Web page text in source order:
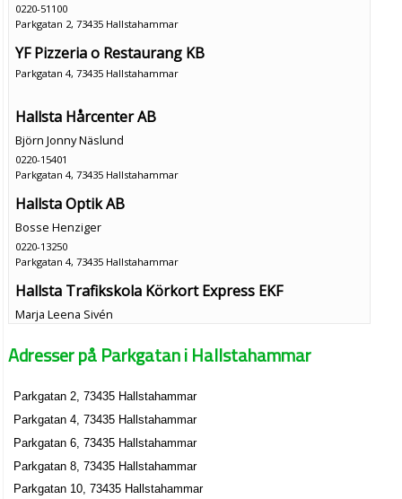
0220-51100
Parkgatan 2, 73435 Hallstahammar
YF Pizzeria o Restaurang KB
Parkgatan 4, 73435 Hallstahammar
Hallsta Hårcenter AB
Björn Jonny Näslund
0220-15401
Parkgatan 4, 73435 Hallstahammar
Hallsta Optik AB
Bosse Henziger
0220-13250
Parkgatan 4, 73435 Hallstahammar
Hallsta Trafikskola Körkort Express EKF
Marja Leena Sivén
Parkgatan 4, 73435 Hallstahammar
Vesa Tapani Jämsä
0220-14100
Parkgatan 4 D, 73435 Hallstahammar
Y-F Kiosken
Yalcin Sahindal
Adresser på Parkgatan i Hallstahammar
Parkgatan 2, 73435 Hallstahammar
Parkgatan 4, 73435 Hallstahammar
Parkgatan 6, 73435 Hallstahammar
Parkgatan 8, 73435 Hallstahammar
Parkgatan 10, 73435 Hallstahammar